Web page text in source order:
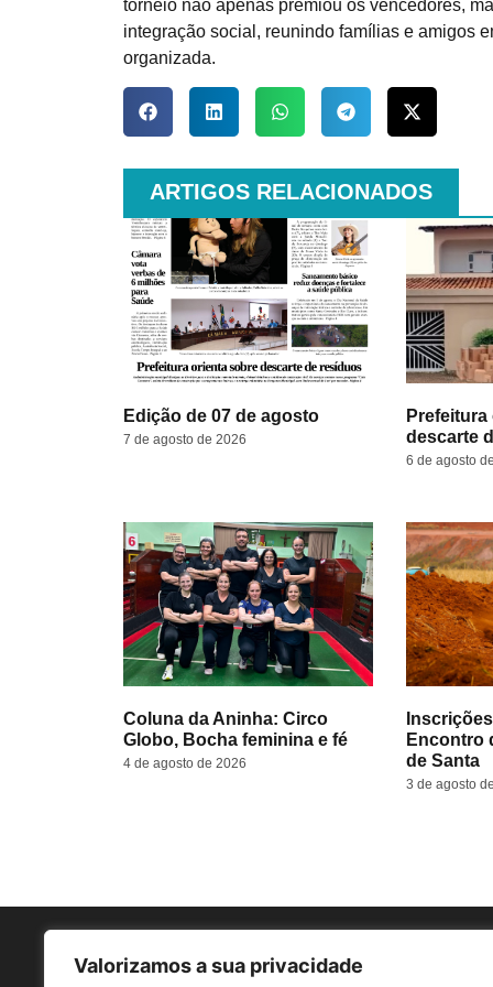
Valorizamos a sua privacidade
torneio não apenas premiou os vencedores,
integração social, reunindo famílias e amigos
organizada.
ARTIGOS RELACIONADOS
Edição de 07 de agosto
7 de agosto de 2026
descarte
6 de agosto
Coluna da Aninha: Circo
Globo, Bocha feminina e fé
4 de agosto de 2026
Encontro
de Santa
3 de agosto